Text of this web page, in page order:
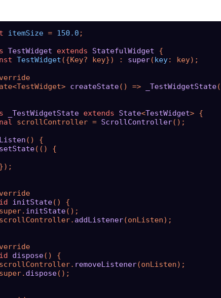
itemSize = 150.0 ;
TestWidget extends StatefulWidget
{
TestWidget ({Key? key}) : super(key: key);
createState() => _TestWidgetState
_TestWidgetState extends State<TestWidget> {
scrollController = ScrollController();
() {
(() {
initState() {
initState();
addListener(onListen);
dispose() {
removeListener(onListen);
dispose();